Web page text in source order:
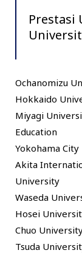
Prestasi
Ochanomizu
Hokkaido
Miyagi
Education
Yokohama
Akita
University
Waseda
Hosei
Chuo
Tsuda